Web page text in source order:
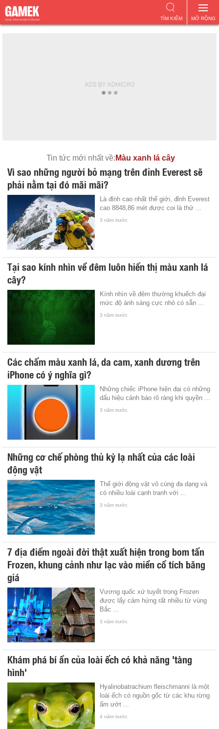
MỞ RỘNG
TÌM KIẾM
Tin tức mới nhất về: Màu xanh lá cây
Vì sao những người bỏ mạng trên đỉnh Everest sẽ
phải nằm tại đó mãi mãi?
Là đỉnh cao nhất thế giới, đỉnh Everest
cao 8848,86 mét được coi là thử ...
3 năm trước
Tại sao kính nhìn về đêm luôn hiển thị màu xanh lá
cây?
Kính nhìn về đêm thường khuếch đại
mức độ ánh sáng cực nhỏ có sẵn ...
3 năm trước
Các chấm màu xanh lá, da cam, xanh dương trên
iPhone có ý nghĩa gì?
Những chiếc iPhone hiện đại có những
dấu hiệu cảnh báo rõ ràng khi quyền ...
3 năm trước
Những cơ chế phòng thủ kỳ lạ nhất của các loài
động vật
Thế giới động vật vô cùng đa dạng và
có nhiều loài cạnh tranh với ...
3 năm trước
7 địa điểm ngoài đời thật xuất hiện trong bom tấn
Frozen, khung cảnh như lạc vào miền cổ tích băng
giá
Vương quốc xứ tuyết trong Frozen
được lấy cảm hứng rất nhiều từ vùng
Bắc ...
3 năm trước
Khám phá bí ẩn của loài ếch có khả năng 'tàng
hình'
Hyalinobatrachium fleischmanni là một
loài ếch có nguồn gốc từ các khu rừng
ẩm ướt ...
4 năm trước